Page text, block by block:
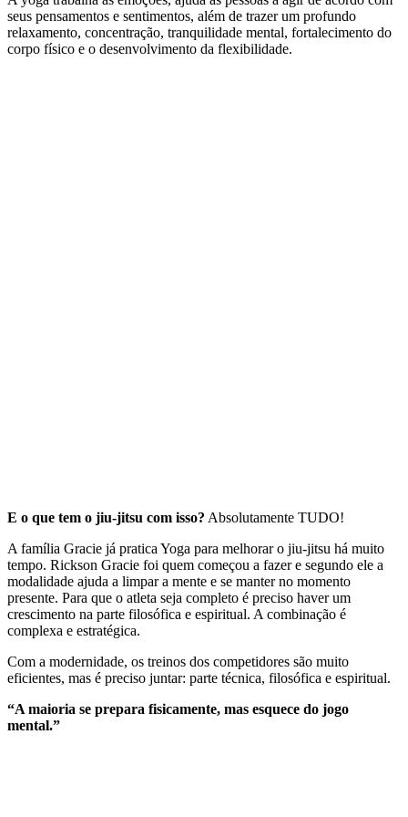
seus pensamentos e sentimentos, além de trazer um profundo
relaxamento, concentração, tranquilidade mental, fortalecimento do
corpo físico e o desenvolvimento da flexibilidade.
E o que tem o jiu-jitsu com isso? Absolutamente TUDO!
A família Gracie já pratica Yoga para melhorar o jiu-jitsu há muito
tempo. Rickson Gracie foi quem começou a fazer e segundo ele a
modalidade ajuda a limpar a mente e se manter no momento
presente. Para que o atleta seja completo é preciso haver um
crescimento na parte filosófica e espiritual. A combinação é
complexa e estratégica.
Com a modernidade, os treinos dos competidores são muito
eficientes, mas é preciso juntar: parte técnica, filosófica e espiritual.
“A maioria se prepara fisicamente, mas esquece do jogo
mental.”